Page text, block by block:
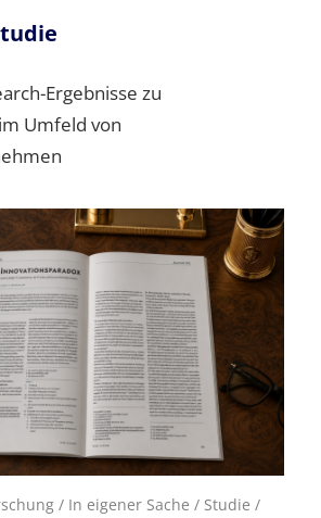
Ergebnisse zu
Umfeld von
/ In eigener Sache / Studie /